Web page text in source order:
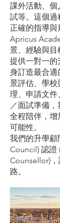
課外活動、個
試等。這個
正確的指導與
Apricus
景、經驗與目
提供一對一
身訂造最合
景評估、學校
理、申請文
／面試準備
全程陪伴，增
可能性。
我們的升學顧
Council) 認證
Counsellor)
路。